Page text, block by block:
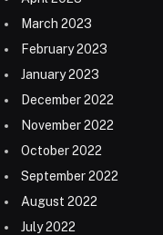
March 2023
February 2023
January 2023
December 2022
November 2022
October 2022
September 2022
August 2022
July 2022